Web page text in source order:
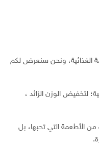
الغذائية، ونحن سنعرض لكم
لتخفيض الوزن الزائد ،
الأطعمة التي تحبها، بل